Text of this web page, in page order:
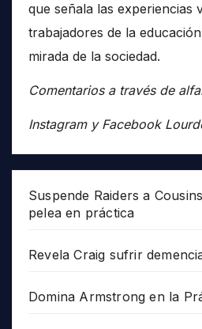
que señala las experiencias
trabajadores de la
mirada de la sociedad.
Comentarios a través de
Instagram y Facebook
Suspende Raiders a
pelea en práctica
Revela Craig sufrir
Domina Armstrong en la